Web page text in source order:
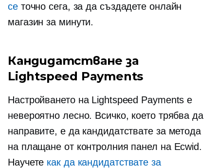
сеточно сега, за да създадете онлайн
магазин за минути.
Кандидатстване за
Lightspeed Payments
Настройването на Lightspeed Payments е
невероятно лесно. Всичко, което трябва да
направите, е да кандидатствате за метода
на плащане от контролния панел на Ecwid.
Научете как да кандидатствате за